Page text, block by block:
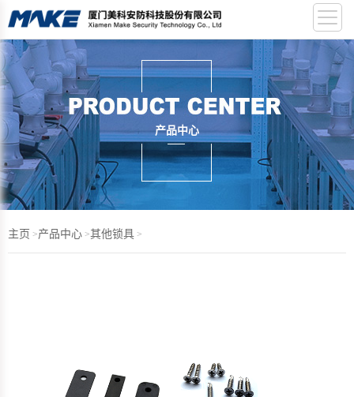
产品中心
主页 >产品中心 >其他锁具 >